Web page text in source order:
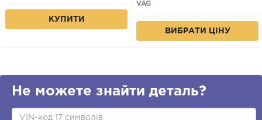
КУПИТИ
VAG
ВИБРАТИ ЦІНУ
Не можете знайти деталь?